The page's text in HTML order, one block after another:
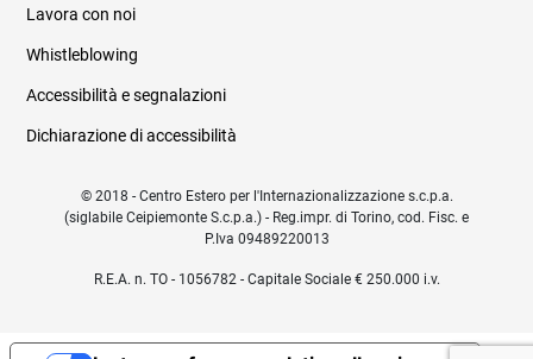
Lavora con noi
Whistleblowing
Accessibilità e segnalazioni
Dichiarazione di accessibilità
© 2018 - Centro Estero per l'Internazionalizzazione s.c.p.a.
(siglabile Ceipiemonte S.c.p.a.) - Reg.impr. di Torino, cod. Fisc. e
P.Iva 09489220013
R.E.A. n. TO - 1056782 - Capitale Sociale € 250.000 i.v.